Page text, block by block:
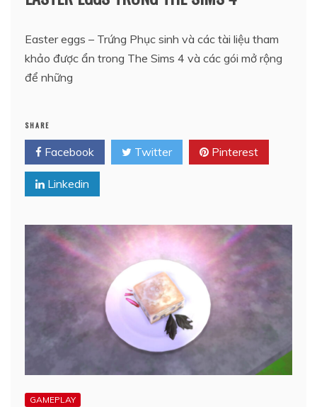
Easter eggs – Trứng Phục sinh và các tài liệu tham
khảo được ẩn trong The Sims 4 và các gói mở rộng
để những
SHARE
Facebook Twitter Pinterest
Linkedin
GAMEPLAY